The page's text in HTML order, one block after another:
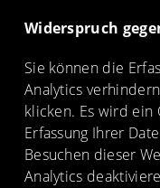
Widerspruch
Sie können die
Analytics
klicken. Es wird ein
Erfassung Ihrer
Besuchen dieser
Analytics